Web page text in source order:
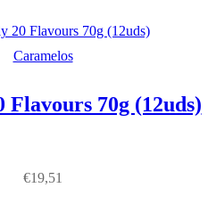
Caramelos
Flavours 70g (12uds)
€19,51